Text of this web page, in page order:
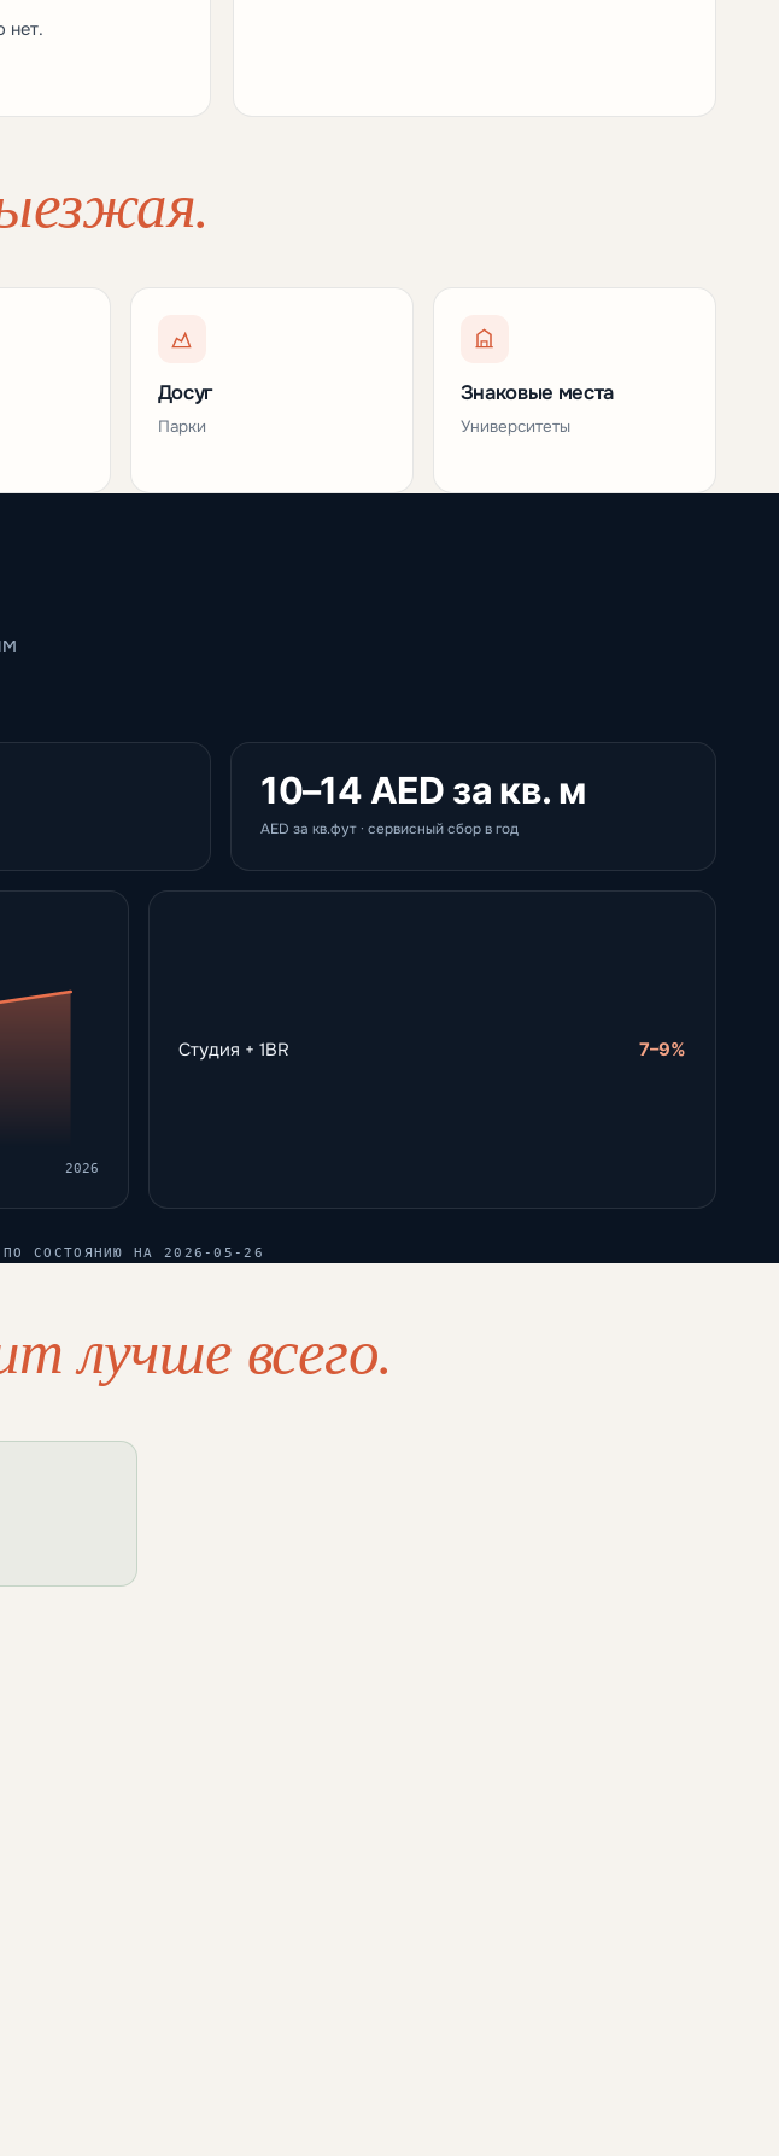
нет.
Досуг
Парки
Знаковые места
Университеты
10–14 AED за кв. м
AED за кв.фут · сервисный сбор в год
2026
Студия + 1BR 7–9%
СОСТОЯНИЮ НА 2026-05-26
лучше всего.